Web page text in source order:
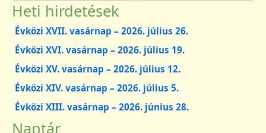
Heti hirdetések
Évközi XVII. vasárnap – 2026. július 26.
Évközi XVI. vasárnap – 2026. július 19.
Évközi XV. vasárnap – 2026. július 12.
Évközi XIV. vasárnap – 2026. július 5.
Évközi XIII. vasárnap – 2026. június 28.
Naptár